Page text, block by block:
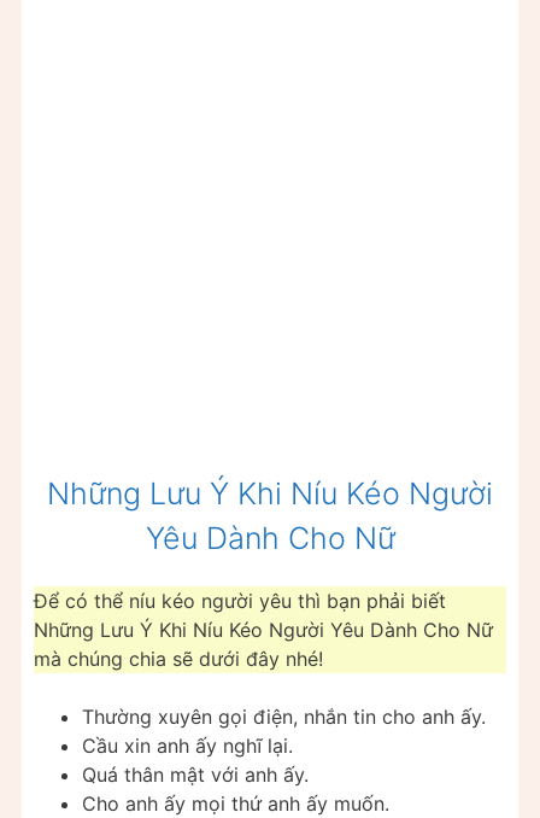
Những Lưu Ý Khi Níu Kéo Người
Yêu Dành Cho Nữ
Để có thể níu kéo người yêu thì bạn phải biết
Những Lưu Ý Khi Níu Kéo Người Yêu Dành Cho Nữ
mà chúng chia sẽ dưới đây nhé!
Thường xuyên gọi điện, nhắn tin cho anh ấy.
Cầu xin anh ấy nghĩ lại.
Quá thân mật với anh ấy.
Cho anh ấy mọi thứ anh ấy muốn.